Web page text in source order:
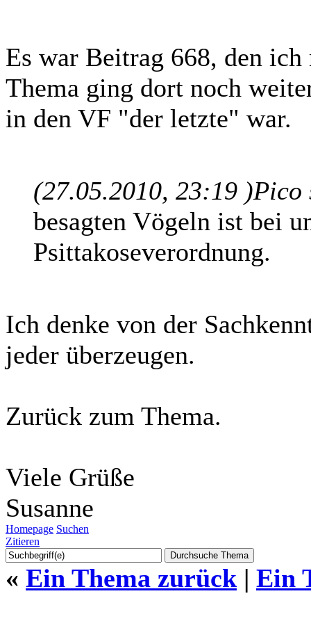
Es war Beitrag 668, den
Thema ging dort noch
in den VF "der letzte" war.
(27.05.2010, 23:19 )
besagten Vögeln ist bei
Psittakoseverordnung.
Ich denke von der
jeder überzeugen.
Zurück zum Thema.
Viele Grüße
Susanne
Homepage Suchen
Zitieren
« Ein Thema zurück | Ein